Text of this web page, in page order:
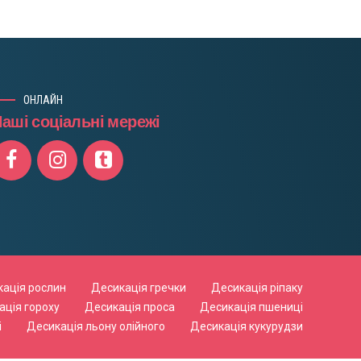
ОНЛАЙН
соціальні мережі
рослин Десикація гречки
Десикація ріпаку
гороху
Десикація проса
Десикація пшениці
Десикація льону олійного Десикація кукурудзи